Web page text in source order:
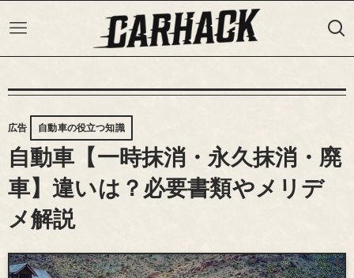
広告 自動車の役立つ知識
自動車【一時抹消・永久抹消・廃
車】違いは？必要書類やメリデ
メ解説